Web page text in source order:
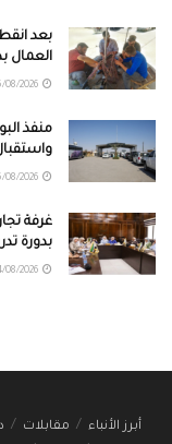
العمال
منفذ
غرفة
بدورة
أبرز الأنباء مقابلات